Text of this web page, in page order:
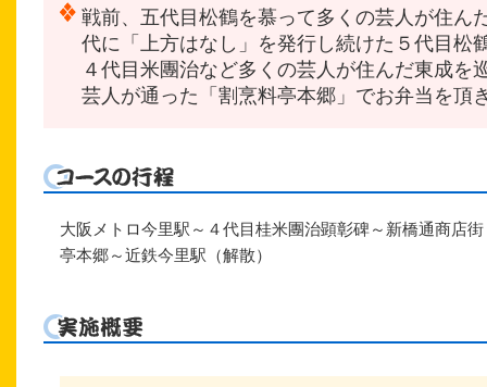
戦前、五代目松鶴を慕って多くの芸人が住ん
代に「上方はなし」を発行し続けた５代目松
４代目米團治など多くの芸人が住んだ東成を
芸人が通った「割烹料亭本郷」でお弁当を頂
大阪メトロ今里駅～４代目桂米團治顕彰碑～新橋通商店
亭本郷～近鉄今里駅（解散）